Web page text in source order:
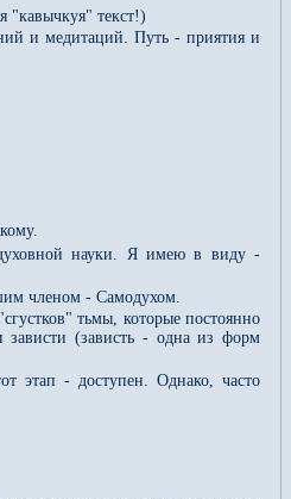
"кавычкуя" текст!)
и медитаций. Путь - приятия и
науки. Я имею в виду -
членом - Самодухом.
тьмы, которые постоянно
зависти (зависть - одна из форм
этап - доступен. Однако, часто